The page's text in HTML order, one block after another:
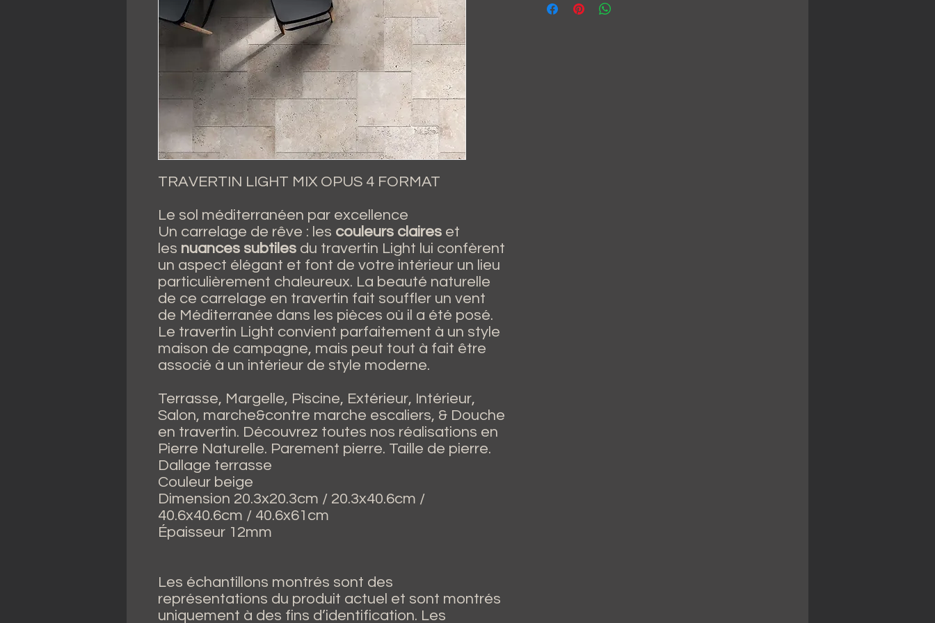
TRAVERTIN LIGHT MIX OPUS 4 FORMAT
Le sol méditerranéen par excellence
Un carrelage de rêve : les couleurs claires et
les nuances subtiles du travertin Light lui confèrent
un aspect élégant et font de votre intérieur un lieu
particulièrement chaleureux. La beauté naturelle
de ce carrelage en travertin fait souffler un vent
de Méditerranée dans les pièces où il a été posé.
Le travertin Light convient parfaitement à un style
maison de campagne, mais peut tout à fait être
associé à un intérieur de style moderne.
Terrasse, Margelle, Piscine, Extérieur, Intérieur,
Salon, marche&contre marche escaliers, & Douche
en travertin. Découvrez toutes nos réalisations en
Pierre Naturelle. Parement pierre. Taille de pierre.
Dallage terrasse
Couleur beige
Dimension 20.3x20.3cm / 20.3x40.6cm /
40.6x40.6cm / 40.6x61cm
Épaisseur 12mm
Les échantillons montrés sont des
représentations du produit actuel et sont montrés
uniquement à des fins d’identification. Les